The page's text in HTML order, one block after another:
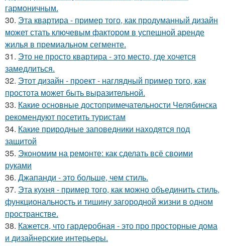
гармоничным.
30. Эта квартира - пример того, как продуманный дизайн
может стать ключевым фактором в успешной аренде
жилья в премиальном сегменте.
31. Это не просто квартира - это место, где хочется
замедлиться.
32. Этот дизайн - проект - наглядный пример того, как
простота может быть выразительной.
33. Какие основные достопримечательности Челябинска
рекомендуют посетить туристам
34. Какие природные заповедники находятся под
защитой
35. Экономим на ремонте: как сделать всё своими
руками
36. Джапанди - это больше, чем стиль.
37. Эта кухня - пример того, как можно объединить стиль,
функциональность и тишину загородной жизни в одном
пространстве.
38. Кажется, что гардеробная - это про просторные дома
и дизайнерские интерьеры.